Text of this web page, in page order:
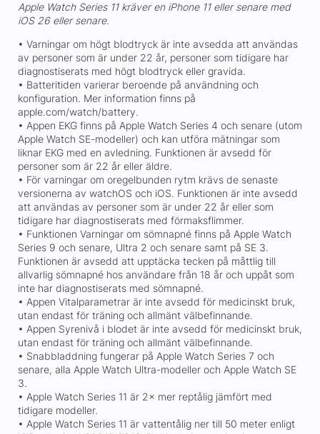
Apple Watch Series 11 kräver en iPhone 11 eller senare med
iOS 26 eller senare.
• Varningar om högt blodtryck är inte avsedda att användas
av personer som är under 22 år, personer som tidigare har
diagnostiserats med högt blodtryck eller gravida.
• Batteritiden varierar beroende på användning och
konfiguration. Mer information finns på
apple.com/watch/battery.
• Appen EKG finns på Apple Watch Series 4 och senare (utom
Apple Watch SE-modeller) och kan utföra mätningar som
liknar EKG med en avledning. Funktionen är avsedd för
personer som är 22 år eller äldre.
• För varningar om oregelbunden rytm krävs de senaste
versionerna av watchOS och iOS. Funktionen är inte avsedd
att användas av personer som är under 22 år eller som
tidigare har diagnostiserats med förmaksflimmer.
• Funktionen Varningar om sömnapné finns på Apple Watch
Series 9 och senare, Ultra 2 och senare samt på SE 3.
Funktionen är avsedd att upptäcka tecken på måttlig till
allvarlig sömnapné hos användare från 18 år och uppåt som
inte har diagnostiserats med sömnapné.
• Appen Vitalparametrar är inte avsedd för medicinskt bruk,
utan endast för träning och allmänt välbefinnande.
• Appen Syrenivå i blodet är inte avsedd för medicinskt bruk,
utan endast för träning och allmänt välbefinnande.
• Snabbladdning fungerar på Apple Watch Series 7 och
senare, alla Apple Watch Ultra-modeller och Apple Watch SE
3.
• Apple Watch Series 11 är 2× mer reptålig jämfört med
tidigare modeller.
• Apple Watch Series 11 är vattentålig ner till 50 meter enligt